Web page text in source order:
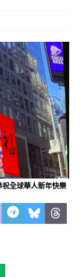
全球華人新年快樂